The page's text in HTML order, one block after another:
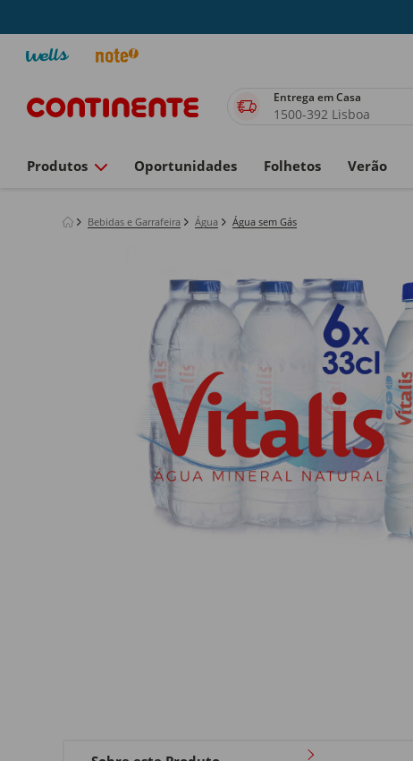
Entrega em Casa
1500-392 Lisboa
Produtos Oportunidades Folhetos Verão
Bebidas e Garrafeira Água Água sem Gás